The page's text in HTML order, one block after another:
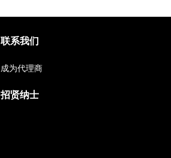
联系我们
成为代理商
招贤纳士